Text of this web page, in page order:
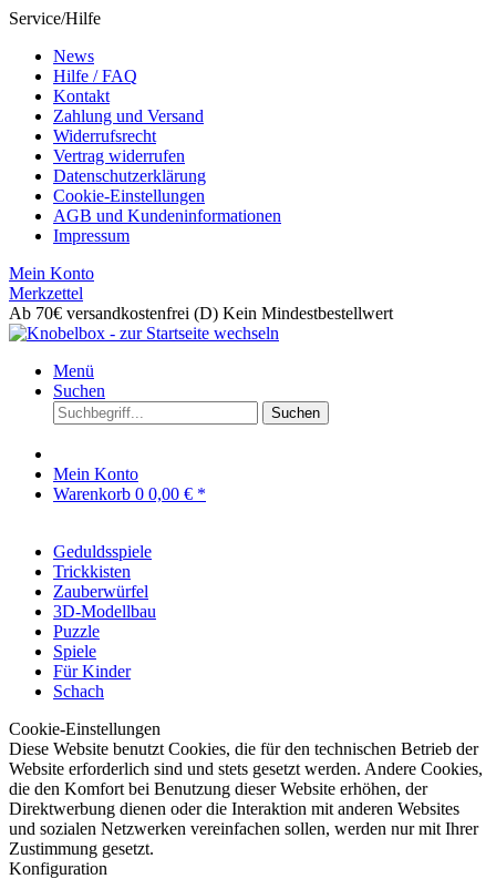
Service/Hilfe
News
Hilfe / FAQ
Kontakt
Zahlung und Versand
Widerrufsrecht
Vertrag widerrufen
Datenschutzerklärung
Cookie-Einstellungen
AGB und Kundeninformationen
Impressum
Mein Konto
Merkzettel
Ab 70€ versandkostenfrei (D) Kein Mindestbestellwert
Menü
Suchen
Suchen
Mein Konto
Warenkorb 0 0,00 € *
Geduldsspiele
Trickkisten
Zauberwürfel
3D-Modellbau
Puzzle
Spiele
Für Kinder
Schach
Cookie-Einstellungen
Diese Website benutzt Cookies, die für den technischen Betrieb der
Website erforderlich sind und stets gesetzt werden. Andere Cookies,
die den Komfort bei Benutzung dieser Website erhöhen, der
Direktwerbung dienen oder die Interaktion mit anderen Websites
und sozialen Netzwerken vereinfachen sollen, werden nur mit Ihrer
Zustimmung gesetzt.
Konfiguration